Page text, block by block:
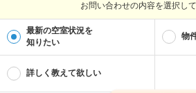
104637598
※お問い合わせの際には、担当者へ物件管理番号をお
0037-6008-5936
お問い合わせの内容を選択し
最新の空室状況を
知りたい
物
詳しく教えて欲しい